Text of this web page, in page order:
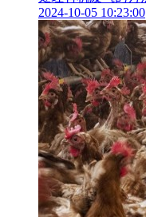
2024-10-05 10:23:00